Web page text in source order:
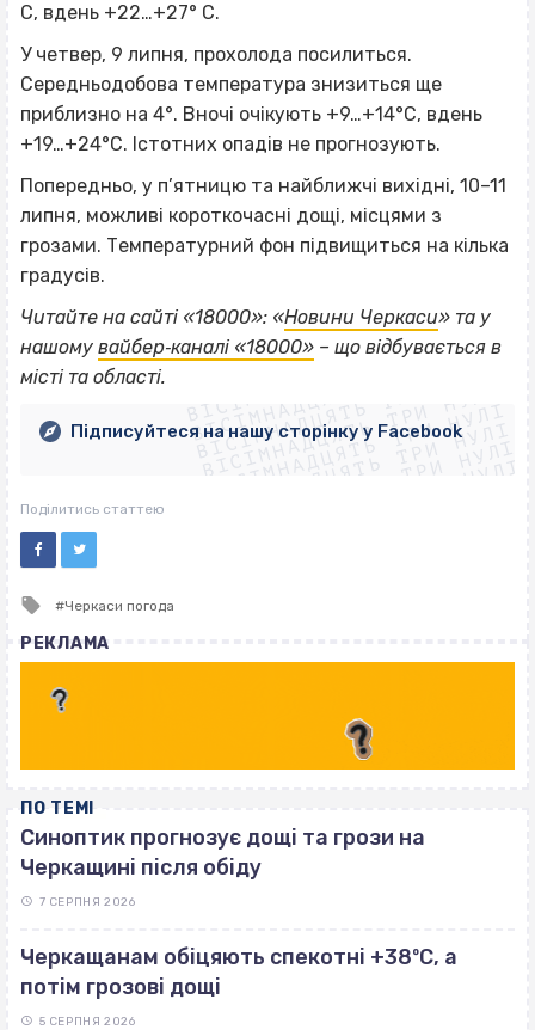
С, вдень +22…+27° С.
У четвер, 9 липня, прохолода посилиться.
Середньодобова температура знизиться ще
приблизно на 4°. Вночі очікують +9…+14°С, вдень
+19…+24°С. Істотних опадів не прогнозують.
Попередньо, у п’ятницю та найближчі вихідні, 10–11
липня, можливі короткочасні дощі, місцями з
грозами. Температурний фон підвищиться на кілька
градусів.
Читайте на сайті «18000»: «Новини Черкаси» та у
нашому вайбер‐каналі «18000» – що відбувається в
місті та області.
ВІСІМНАДЦЯТЬ ТРИ НУЛІ
ВІСІМНАДЦЯТЬ ТРИ НУЛІ
ВІСІМНАДЦЯТЬ ТРИ НУЛІ
ВІСІМНАДЦЯТЬ ТРИ НУЛІ
ВІСІМНАДЦЯТЬ ТРИ НУЛІ
ВІСІМНАДЦЯТЬ ТРИ НУЛІ
ВІСІМНАДЦЯТЬ ТРИ НУЛІ
ВІСІМНАДЦЯТЬ ТРИ НУЛІ
Підписуйтеся на нашу сторінку у Facebook
Поділитись статтею
Tagged
Черкаси погода
РЕКЛАМА
ПО ТЕМІ
Синоптик прогнозує дощі та грози на
Черкащині після обіду
7 СЕРПНЯ 2026
Черкащанам обіцяють спекотні +38ºС, а
потім грозові дощі
5 СЕРПНЯ 2026